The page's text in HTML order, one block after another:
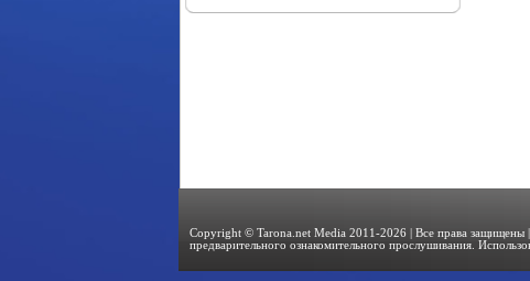
Copyright © Tarona.net Media 2011-2026 | Все права защищены
предварительного ознакомительного прослушивания.